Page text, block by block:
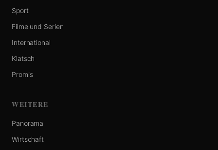
Sport
Filme und Serien
International
Klatsch
Promis
WEITERE
Panorama
Wirtschaft